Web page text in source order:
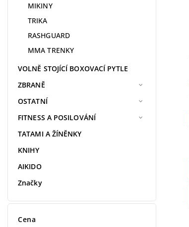
MIKINY
TRIKA
RASHGUARD
MMA TRENKY
VOLNĚ STOJÍCÍ BOXOVACÍ PYTLE
ZBRANĚ
OSTATNÍ
FITNESS A POSILOVÁNÍ
TATAMI A ŽÍNĚNKY
KNIHY
AIKIDO
Značky
Cena